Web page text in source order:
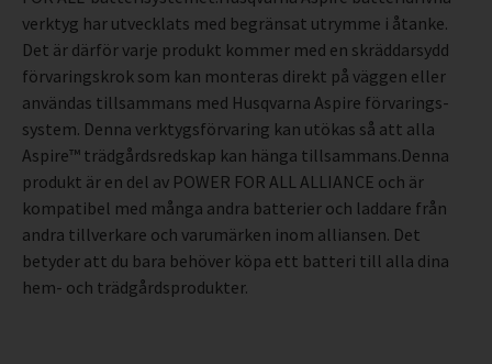
verktyg har utvecklats med begränsat utrymme i åtanke.
Det är därför varje produkt kommer med en skräddarsydd
förvaringskrok som kan monteras direkt på väggen eller
användas tillsammans med Husqvarna Aspire förvarings-
system. Denna verktygsförvaring kan utökas så att alla
Aspire™ trädgårdsredskap kan hänga tillsammans.Denna
produkt är en del av POWER FOR ALL ALLIANCE och är
kompatibel med många andra batterier och laddare från
andra tillverkare och varumärken inom alliansen. Det
betyder att du bara behöver köpa ett batteri till alla dina
hem- och trädgårdsprodukter.